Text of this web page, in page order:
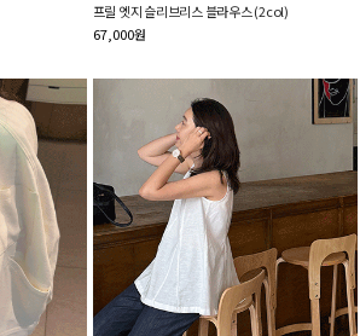
프릴 엣지 슬리브리스 블라우스 (2col)
67,000원